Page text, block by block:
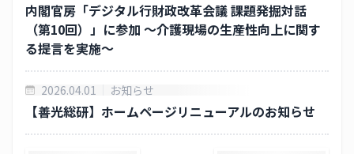
内閣官房「デジタル行財政改革会議 課題発掘対話
（第10回）」に参加 ～介護現場の生産性向上に関す
る提言を実施～
2026.04.01 お知らせ
【善光総研】ホームページリニューアルのお知らせ